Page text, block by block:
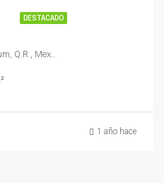
DESTACADO
Q.R., Mex..
1 año hace